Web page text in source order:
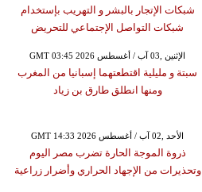
شبكات الإتجار بالبشر و التهريب بإستخدام
شبكات التواصل الإجتماعي للتحريض
GMT 03:45 2026 الإثنين ,03 آب / أغسطس
سبتة و مليلية اقتطعتهما إسبانيا من المغرب
ومنها انطلق طارق بن زياد
GMT 14:33 2026 الأحد ,02 آب / أغسطس
ذروة الموجة الحارة تضرب مصر اليوم
وتحذيرات من الإجهاد الحراري وأضرار زراعية